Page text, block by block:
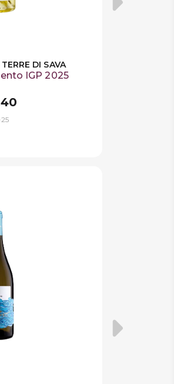
DI SAVA
IGP 2025